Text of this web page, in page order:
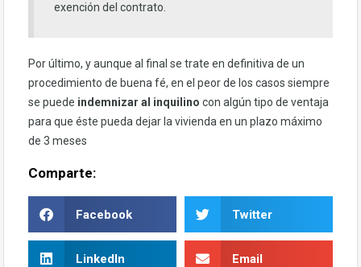
exención del contrato.
Por último, y aunque al final se trate en definitiva de un
procedimiento de buena fé, en el peor de los casos siempre
se puede indemnizar al inquilino con algún tipo de ventaja
para que éste pueda dejar la vivienda en un plazo máximo
de 3 meses
Comparte:
Facebook Twitter
LinkedIn Email